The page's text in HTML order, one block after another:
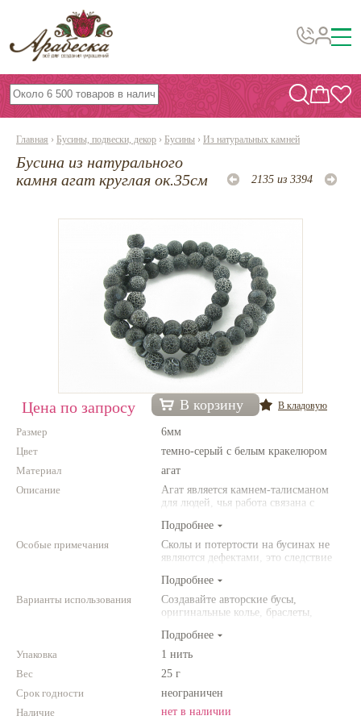
Бусины, подвески, декор
Бисер
Фурнитура
Инструменты и материалы
Эпоксидная смола
Шнуры, ленты, нитки
По темам и сезонам
Нетемнеющая фурнитура
Всё для вышивки
Натуральные камни
Главная › Бусины, подвески, декор › Бусины › Из натуральных камней
Бусина из натурального
камня агат круглая ок.35см
2135 из 3394
Цена по запросу В корзину В кладовую
Размер
6мм
Цвет
темно-серый с белым кракелюром
Материал
агат
Описание
Агат является камнем-талисманом
для людей, чья работа связана с
защищает от энергетического
"вампиризма" со стороны других
людей и способствет укреплению
Подробнее
Особые примечания
Сколы и потертости на бусинах не
являются дефектами, это следствие
природного камня. Цвет и размер
товара может отличаться от
представленных на фото.
Подробнее
Варианты использования
Создавайте авторские бусы,
оригинальные колье, браслеты,
Комбинируйте различные цвета и
размеры. Фантазируйте!
Подробнее
Упаковка
1 нить
Вес
25 г
Срок годности
неограничен
Наличие
нет в наличии